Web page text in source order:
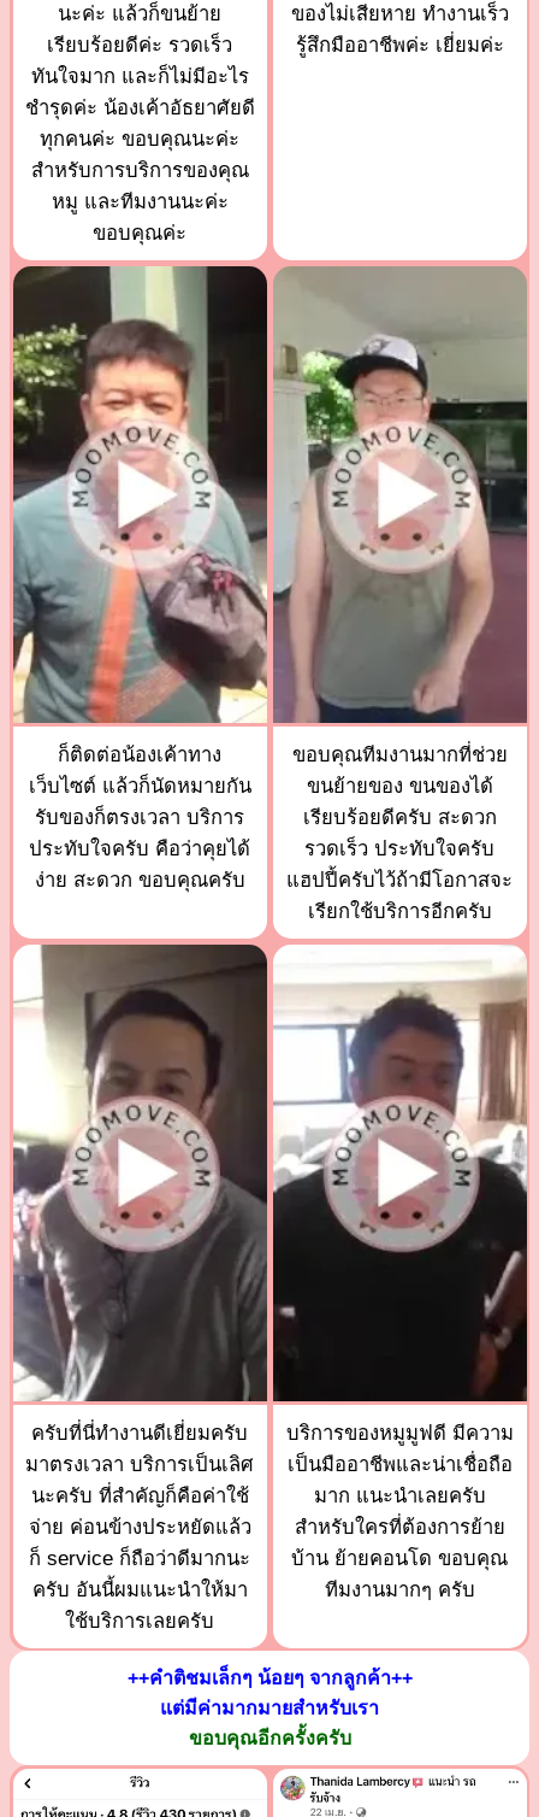
นะค่ะ แล้วก็ขนย้าย
เรียบร้อยดีค่ะ รวดเร็ว
ทันใจมาก และก็ไม่มีอะไร
ชำรุดค่ะ น้องเค้าอัธยาศัยดี
ทุกคนค่ะ ขอบคุณนะค่ะ
สำหรับการบริการของคุณ
หมู และทีมงานนะค่ะ
ขอบคุณค่ะ
ของไม่เสียหาย ทำงานเร็ว
รู้สึกมืออาชีพค่ะ เยี่ยมค่ะ
ก็ติดต่อน้องเค้าทาง
เว็บไซต์ แล้วก็นัดหมายกัน
รับของก็ตรงเวลา บริการ
ประทับใจครับ คือว่าคุยได้
ง่าย สะดวก ขอบคุณครับ
ขอบคุณทีมงานมากที่ช่วย
ขนย้ายของ ขนของได้
เรียบร้อยดีครับ สะดวก
รวดเร็ว ประทับใจครับ
แฮปปี้ครับไว้ถ้ามีโอกาสจะ
เรียกใช้บริการอีกครับ
ครับที่นี่ทำงานดีเยี่ยมครับ
มาตรงเวลา บริการเป็นเลิศ
นะครับ ที่สำคัญก็คือค่าใช้
จ่าย ค่อนข้างประหยัดแล้ว
ก็ service ก็ถือว่าดีมากนะ
ครับ อันนี้ผมแนะนำให้มา
ใช้บริการเลยครับ
บริการของหมูมูฟดี มีความ
เป็นมืออาชีพและน่าเชื่อถือ
มาก แนะนำเลยครับ
สำหรับใครที่ต้องการย้าย
บ้าน ย้ายคอนโด ขอบคุณ
ทีมงานมากๆ ครับ
++คำติชมเล็กๆ น้อยๆ จากลูกค้า++
แต่มีค่ามากมายสำหรับเรา
ขอบคุณอีกครั้งครับ